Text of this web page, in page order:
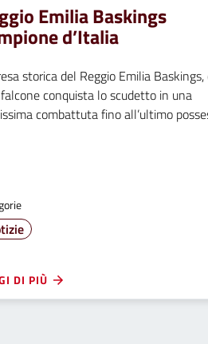
Emilia Baskings
d’Italia
storica del Reggio Emilia
conquista lo scudetto in una
combattuta fino all’ultimo
DI PIÙ